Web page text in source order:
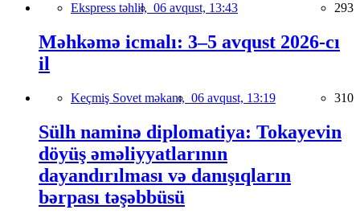
Ekspress təhlil, 06 avqust, 13:43 293
Məhkəmə icmalı: 3–5 avqust 2026-cı
il
Keçmiş Sovet məkanı, 06 avqust, 13:19 310
Sülh naminə diplomatiya: Tokayevin
döyüş əməliyyatlarının
dayandırılması və danışıqların
bərpası təşəbbüsü